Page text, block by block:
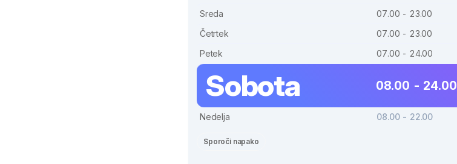
Sreda
07.00 - 23.00
Četrtek
07.00 - 23.00
Petek
07.00 - 24.00
Sobota 08.00 - 24.00
Nedelja 08.00 - 22.00
Sporoči napako